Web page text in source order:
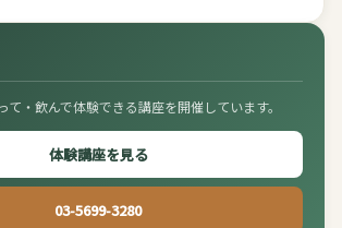
て・飲んで体験できる講座を開催しています。
体験講座を見る
03-5699-3280